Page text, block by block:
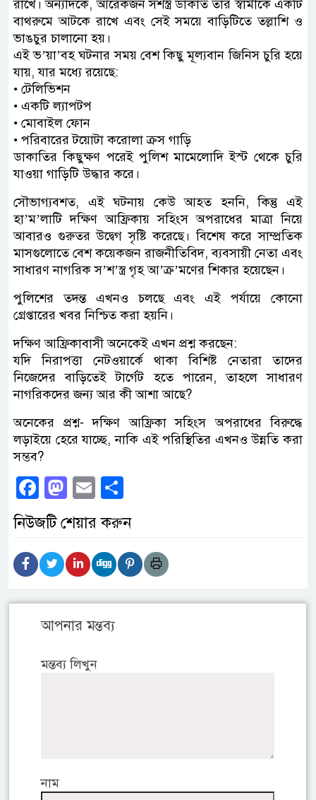
রাখে। অন্যদিকে, আরেকজন সশস্ত্র ডাকাত তার স্বামীকে একটি
বাথরুমে আটকে রাখে এবং সেই সময়ে বাড়িটিতে তল্লাশি ও
ভাঙচুর চালানো হয়।
এই ভ’য়া’বহ ঘটনার সময় বেশ কিছু মূল্যবান জিনিস চুরি হয়ে
যায়, যার মধ্যে রয়েছে:
• টেলিভিশন
• একটি ল্যাপটপ
• মোবাইল ফোন
• পরিবারের টয়োটা করোলা ক্রস গাড়ি
ডাকাতির কিছুক্ষণ পরেই পুলিশ মামেলোদি ইস্ট থেকে চুরি
যাওয়া গাড়িটি উদ্ধার করে।
সৌভাগ্যবশত, এই ঘটনায় কেউ আহত হননি, কিন্তু এই
হা’ম’লাটি দক্ষিণ আফ্রিকায় সহিংস অপরাধের মাত্রা নিয়ে
আবারও গুরুতর উদ্বেগ সৃষ্টি করেছে। বিশেষ করে সাম্প্রতিক
মাসগুলোতে বেশ কয়েকজন রাজনীতিবিদ, ব্যবসায়ী নেতা এবং
সাধারণ নাগরিক স’শ’স্ত্র গৃহ আ’ক্র’মণের শিকার হয়েছেন।
পুলিশের তদন্ত এখনও চলছে এবং এই পর্যায়ে কোনো
গ্রেপ্তারের খবর নিশ্চিত করা হয়নি।
দক্ষিণ আফ্রিকাবাসী অনেকেই এখন প্রশ্ন করছেন:
যদি নিরাপত্তা নেটওয়ার্কে থাকা বিশিষ্ট নেতারা তাদের
নিজেদের বাড়িতেই টার্গেট হতে পারেন, তাহলে সাধারণ
নাগরিকদের জন্য আর কী আশা আছে?
অনেকের প্রশ্ন- দক্ষিণ আফ্রিকা সহিংস অপরাধের বিরুদ্ধে
লড়াইয়ে হেরে যাচ্ছে, নাকি এই পরিস্থিতির এখনও উন্নতি করা
সম্ভব?
Facebook
Mastodon
Email
নিউজটি শেয়ার করুন
আপনার মন্তব্য
মন্তব্য লিখুন
নাম